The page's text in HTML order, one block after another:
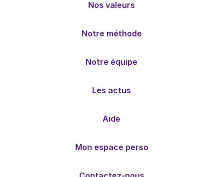
Nos valeurs
Notre méthode
Notre équipe
Les actus
Aide
Mon espace perso